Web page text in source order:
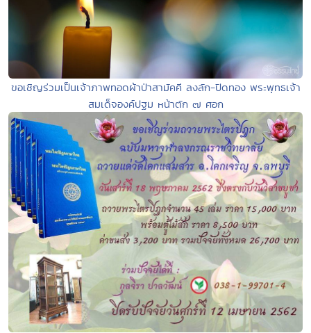
ขอเชิญร่วมเป็นเจ้าภาพทอดผ้าป่าสามัคคี ลงลัก-ปิดทอง พระพุทธเจ้า
สมเด็จองค์ปฐม หน้าตัก ๗ ศอก